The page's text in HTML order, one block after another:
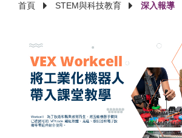
首頁 STEM與科技教育 深入報導